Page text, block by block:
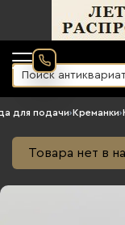
для подачи›Креманки›
Товара нет в